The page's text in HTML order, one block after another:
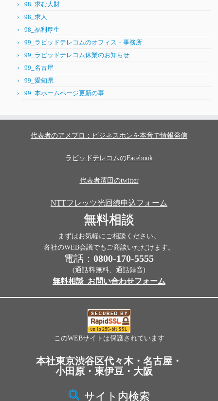
98_求む人財
98_求人
98_福利厚生
99_ラピッドテレコムのオフィス・事務所
99_ラピッドテレコム休業のお知らせ
99_名古屋
99_愛知県
99_本ホームページ更新の事
代表者のアメブロ：ビジネスホンを本音で情報発信
ラピッドテレコムのFacebook
代表者濱田のtwitter
NTTフレッツ光回線申込フォーム
無料相談
まずはお気軽にご相談ください。
各社のWEB会議でもご商談いただけます。
電話： 0800-170-5555
(通話料無料、通話録音)
無料相談_お問い合わせフォーム
このWEBサイトは保護されています
本社東京渋谷区代々木・名古屋・
小田原・東伊豆・大阪
サイト内検索